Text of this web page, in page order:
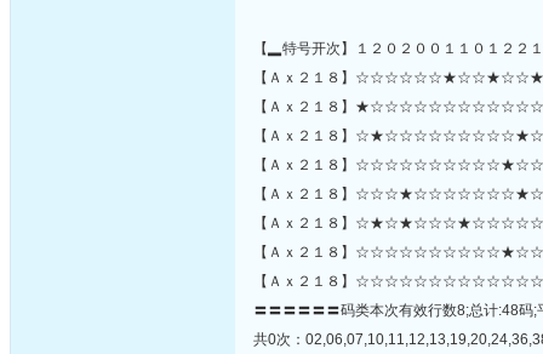
【▂特号开次】１２０２００１１０１２２
【Ａｘ２１８】
【Ａｘ２１８】
【Ａｘ２１８】
【Ａｘ２１８】
【Ａｘ２１８】
【Ａｘ２１８】
【Ａｘ２１８】
【Ａｘ２１８】
〓〓〓〓〓〓码类本次有效行数8;总计:48码
共0次：